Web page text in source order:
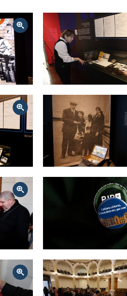
Zoom
Zoom
Zoom